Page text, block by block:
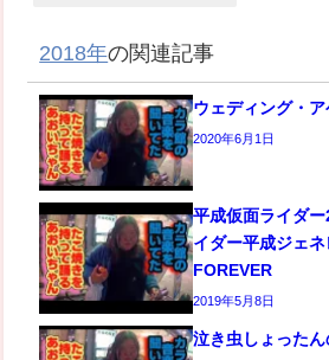
2018年の関連記事
ウェディング・
2020年6月1日
平成仮面ライダ
イダー平成ジェ
FOREVER
2019年5月8日
泣き虫しょった